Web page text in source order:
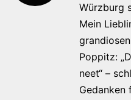
Würzburg
Mein
Poppitz:
neet“ –
Gedanken